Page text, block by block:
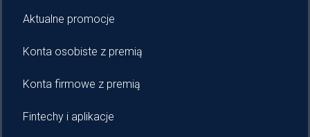
Aktualne promocje
Konta osobiste z premią
Konta firmowe z premią
Fintechy i aplikacje